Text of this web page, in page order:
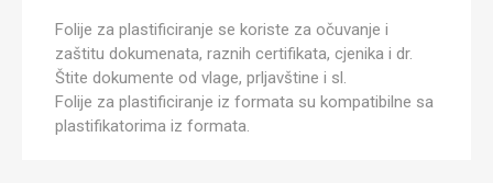
Folije za plastificiranje se koriste za očuvanje i
zaštitu dokumenata, raznih certifikata, cjenika i dr.
Štite dokumente od vlage, prljavštine i sl.
Folije za plastificiranje iz formata su kompatibilne sa
plastifikatorima iz formata.